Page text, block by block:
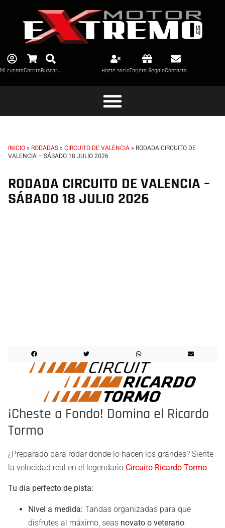
Mi cuentaCarritoBuscar... Hazte socioTarjeta RegaloContacto
INICIO » RODADAS » CIRCUITO DE VALENCIA » RODADA CIRCUITO DE
VALENCIA – SÁBADO 18 JULIO 2026
RODADA CIRCUITO DE VALENCIA –
SÁBADO 18 JULIO 2026
¡Cheste a Fondo! Domina el Ricardo
Tormo
¿Preparado para rodar donde lo hacen los grandes? Siente
la velocidad real en el legendario Circuito Ricardo Tormo.
Tu día perfecto de pista:
Nivel a medida: Tandas organizadas para que
disfrutes al máximo, seas novato o veterano.